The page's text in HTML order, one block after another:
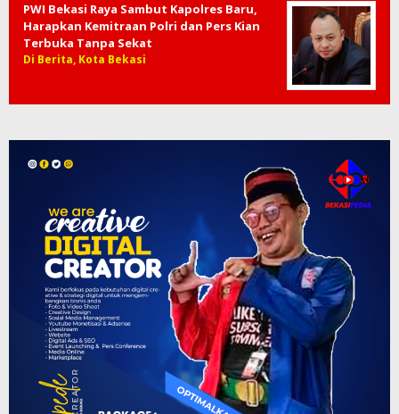
PWI Bekasi Raya Sambut Kapolres Baru,
Harapkan Kemitraan Polri dan Pers Kian
Terbuka Tanpa Sekat
Di Berita, Kota Bekasi